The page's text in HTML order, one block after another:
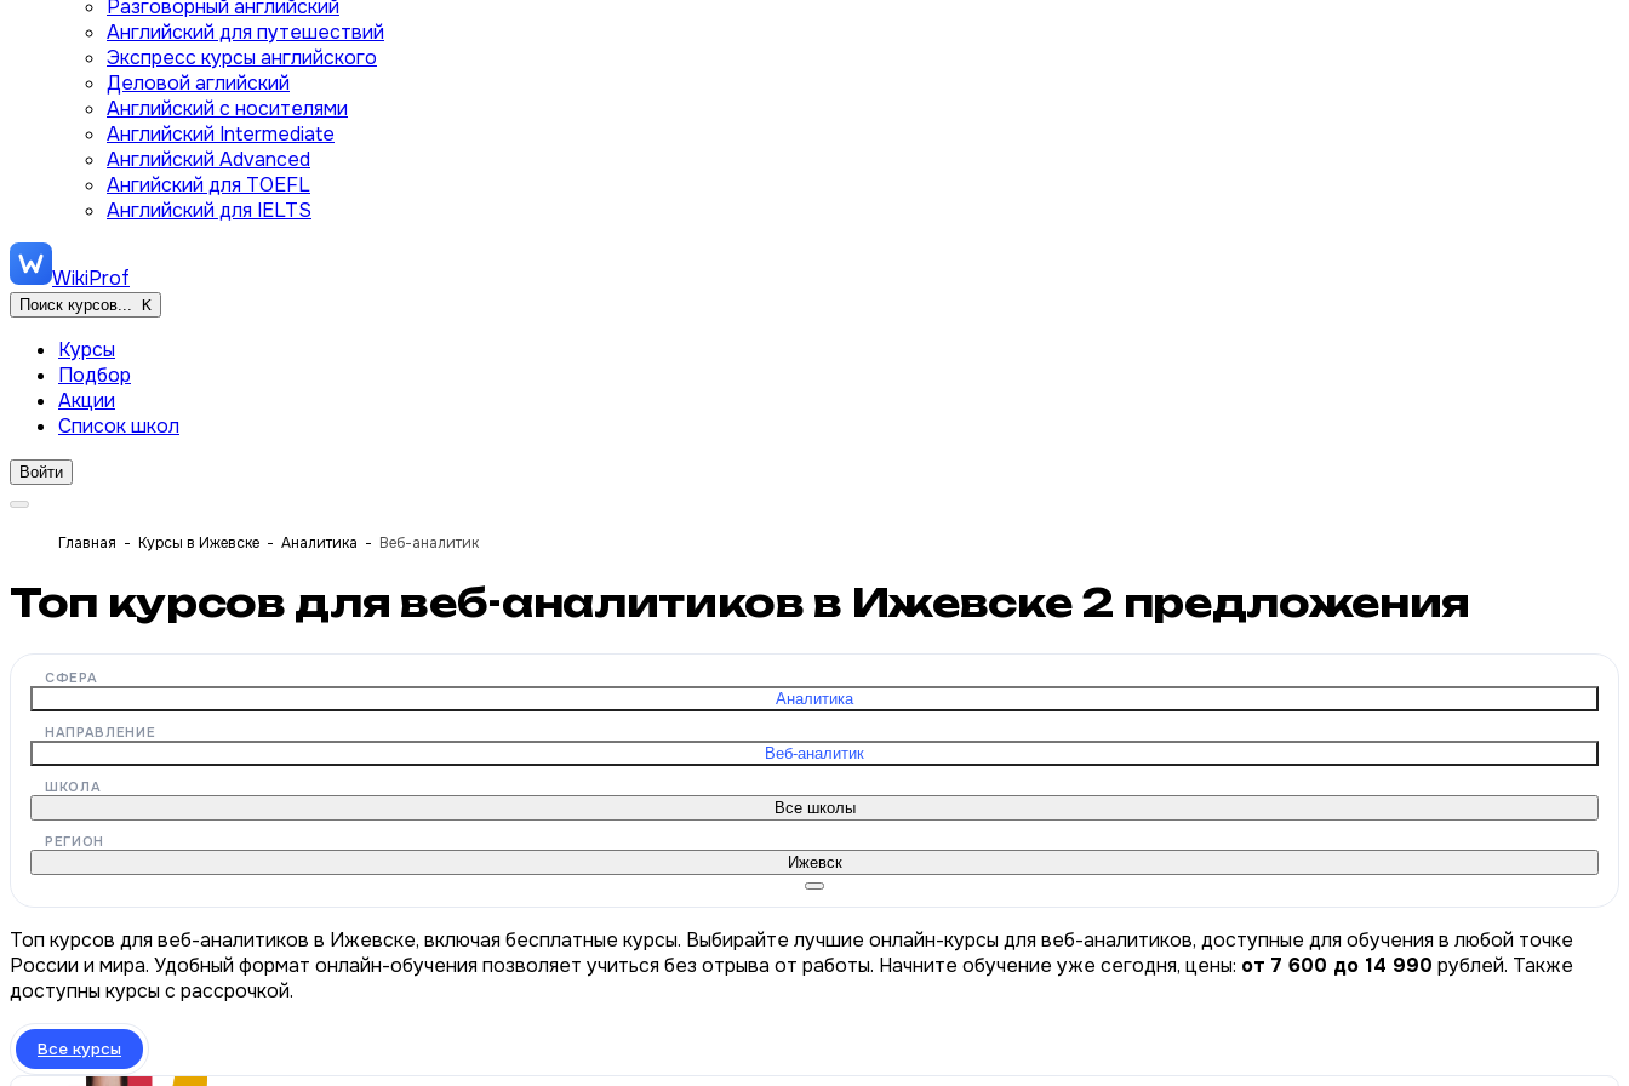
Разговорный английский
Английский для путешествий
Экспресс курсы английского
Деловой аглийский
Английский с носителями
Английский Intermediate
Английский Advanced
Ангийский для TOEFL
Английский для IELTS
WikiProf
Поиск курсов... K
Курсы
Подбор
Акции
Список школ
Войти
Главная Курсы в Ижевске Аналитика Веб-аналитик
Топ курсов для веб-аналитиков в Ижевске 2 предложения
СФЕРА
Аналитика
НАПРАВЛЕНИЕ
Веб-аналитик
ШКОЛА
Все школы
РЕГИОН
Ижевск
Топ курсов для веб-аналитиков в Ижевске, включая бесплатные курсы. Выбирайте лучшие онлайн-курсы для веб-аналитиков, доступные для обучения в любой точке
России и мира. Удобный формат онлайн-обучения позволяет учиться без отрыва от работы. Начните обучение уже сегодня, цены: от 7 600 до 14 990 рублей. Также
доступны курсы с рассрочкой.
Все курсы